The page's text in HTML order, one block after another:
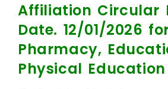
Affiliation Circular
Date. 12/01/2026
Pharmacy,
Physical